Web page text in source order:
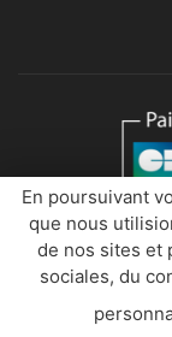
En poursuivant
que nous
de nos sites et
sociales, du